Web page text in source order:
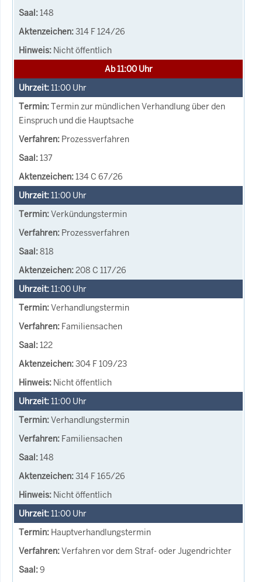
148
314 F 124/26
Nicht öffentlich
Ab 11:00 Uhr
11:00 Uhr
Termin zur mündlichen Verhandlung über den
Einspruch und die Hauptsache
Prozessverfahren
137
134 C 67/26
11:00 Uhr
Verkündungstermin
Prozessverfahren
818
208 C 117/26
11:00 Uhr
Verhandlungstermin
Familiensachen
122
304 F 109/23
Nicht öffentlich
11:00 Uhr
Verhandlungstermin
Familiensachen
148
314 F 165/26
Nicht öffentlich
11:00 Uhr
Hauptverhandlungstermin
Verfahren vor dem Straf- oder Jugendrichter
9